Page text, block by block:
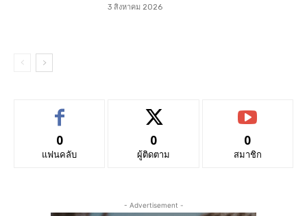
3 สิงหาคม 2026
0
แฟนคลับ
0
ผู้ติดตาม
0
สมาชิก
- Advertisement -